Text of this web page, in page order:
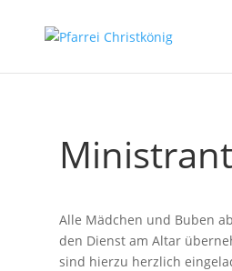
Alle Mädchen und Buben
den Dienst am Altar
sind hierzu herzlich